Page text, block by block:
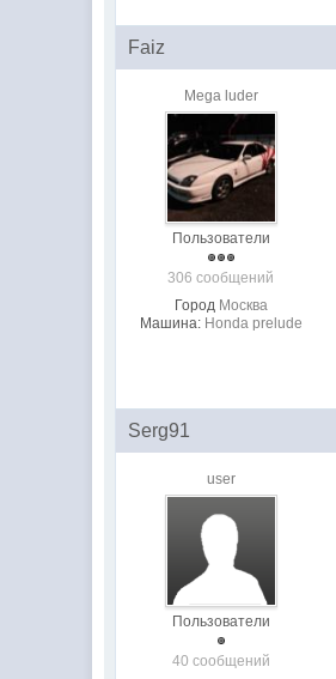
Faiz
Mega luder
Пользователи
306 сообщений
Город Москва
Машина: Honda prelude
Serg91
user
Пользователи
40 сообщений